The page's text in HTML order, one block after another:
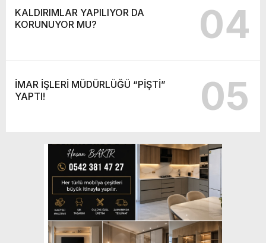
KALDIRIMLAR YAPILIYOR DA
KORUNUYOR MU?
04
İMAR İŞLERİ MÜDÜRLÜĞÜ “PİŞTİ”
YAPTI!
05